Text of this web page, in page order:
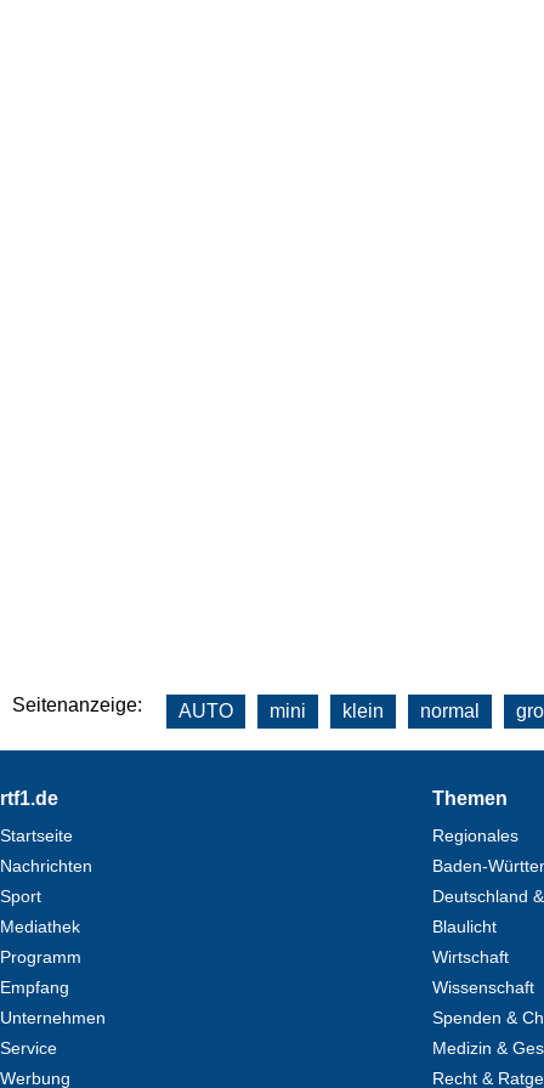
Seitenanzeige: AUTO mini klein normal
Footer
rtf1.de
Startseite
Nachrichten
Sport
Mediathek
Programm
Empfang
Unternehmen
Service
Werbung
Themen
Regionales
Baden-
Deutschland
Blaulicht
Wirtschaft
Wissenschaft
Spenden &
Medizin &
Recht &